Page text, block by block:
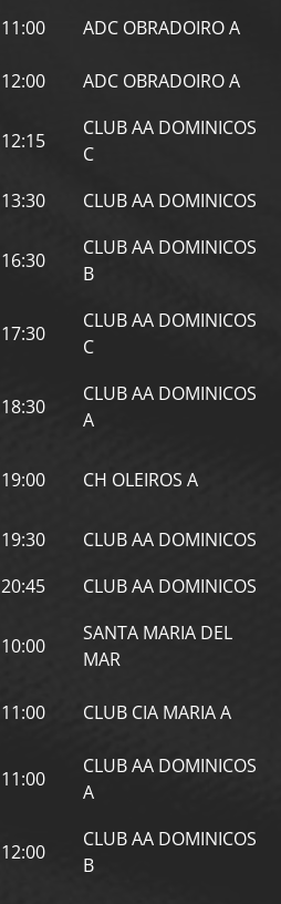
11:00 ADC OBRADOIRO A
12:00 ADC OBRADOIRO A
12:15
CLUB AA DOMINICOS
C
13:30 CLUB AA DOMINICOS
16:30
CLUB AA DOMINICOS
B
17:30
CLUB AA DOMINICOS
C
18:30
CLUB AA DOMINICOS
A
19:00 CH OLEIROS A
19:30 CLUB AA DOMINICOS
20:45 CLUB AA DOMINICOS
10:00
SANTA MARIA DEL
MAR
11:00 CLUB CIA MARIA A
11:00
CLUB AA DOMINICOS
A
12:00
CLUB AA DOMINICOS
B